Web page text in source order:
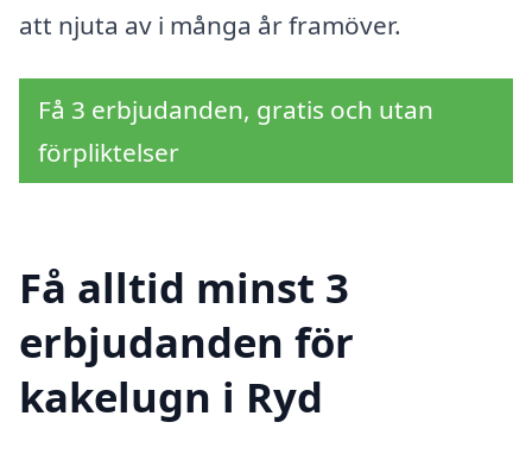
att njuta av i många år framöver.
Få 3 erbjudanden, gratis och utan
förpliktelser
Få alltid minst 3
erbjudanden för
kakelugn i Ryd